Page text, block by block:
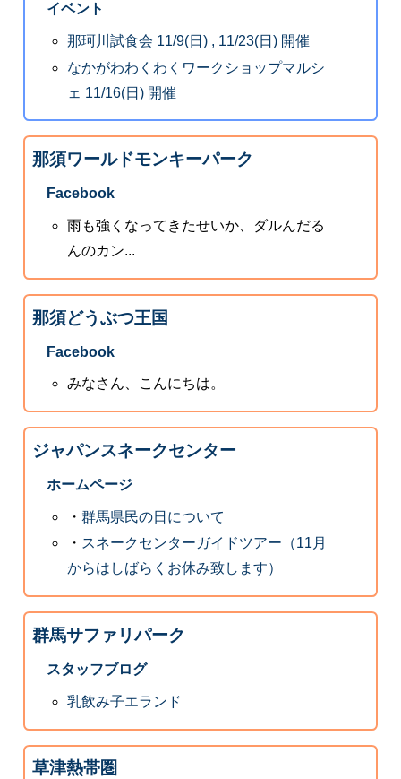
イベント
那珂川試食会 11/9(日) , 11/23(日) 開催
なかがわわくわくワークショップマルシ
ェ 11/16(日) 開催
那須ワールドモンキーパーク
Facebook
雨も強くなってきたせいか、ダルんだる
んのカン...
那須どうぶつ王国
Facebook
みなさん、こんにちは。
ジャパンスネークセンター
ホームページ
・群馬県民の日について
・ スネークセンターガイドツアー（11月
からはしばらくお休み致します）
群馬サファリパーク
スタッフブログ
乳飲み子エランド
草津熱帯圏